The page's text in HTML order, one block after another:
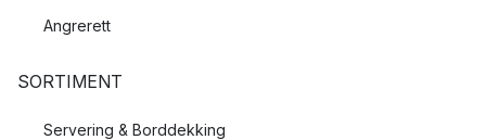
Angrerett
SORTIMENT
Servering & Borddekking